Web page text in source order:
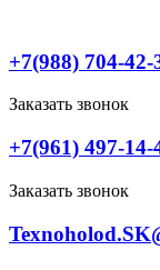
содержимому
+7(988) 704-42-
Заказать звонок
+7(961) 497-14-
Заказать звонок